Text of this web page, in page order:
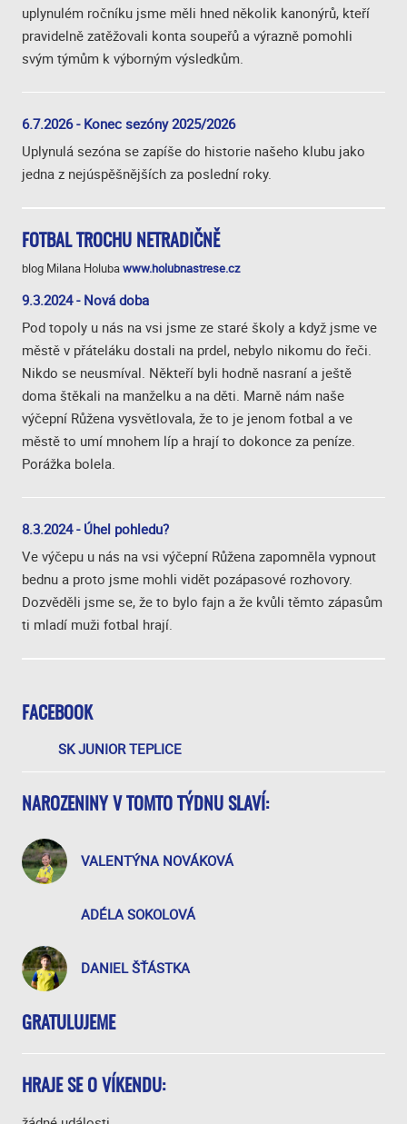
FACEBOOK
SK JUNIOR TEPLICE
NAROZENINY V TOMTO TÝDNU SLAVÍ:
VALENTÝNA NOVÁKOVÁ
ADÉLA SOKOLOVÁ
DANIEL ŠŤÁSTKA
GRATULUJEME
HRAJE SE O VÍKENDU:
uplynulém ročníku jsme měli hned několik kanonýrů, kteří
pravidelně zatěžovali konta soupeřů a výrazně pomohli
svým týmům k výborným výsledkům.
6.7.2026 - Konec sezóny 2025/2026
Uplynulá sezóna se zapíše do historie našeho klubu jako
jedna z nejúspěšnějších za poslední roky.
FOTBAL TROCHU NETRADIČNĚ
blog Milana Holubawww.holubnastrese.cz
9.3.2024 - Nová doba
Pod topoly u nás na vsi jsme ze staré školy a když jsme ve
městě v přáteláku dostali na prdel, nebylo nikomu do řeči.
Nikdo se neusmíval. Někteří byli hodně nasraní a ještě
doma štěkali na manželku a na děti. Marně nám naše
výčepní Růžena vysvětlovala, že to je jenom fotbal a ve
městě to umí mnohem líp a hrají to dokonce za peníze.
Porážka bolela.
8.3.2024 - Úhel pohledu?
Ve výčepu u nás na vsi výčepní Růžena zapomněla vypnout
bednu a proto jsme mohli vidět pozápasové rozhovory.
Dozvěděli jsme se, že to bylo fajn a že kvůli těmto zápasům
ti mladí muži fotbal hrají.